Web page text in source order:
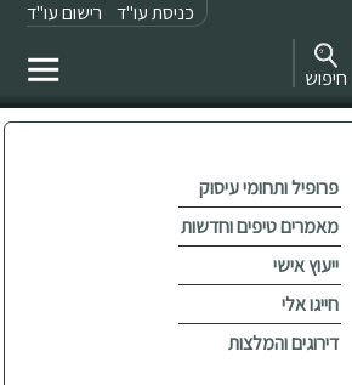
כניסת עו"ד רישום עו"ד
חיפוש
פרופיל ותחומי עיסוק
מאמרים טיפים וחדשות
ייעוץ אישי
חייגו אלי
דירוגים והמלצות